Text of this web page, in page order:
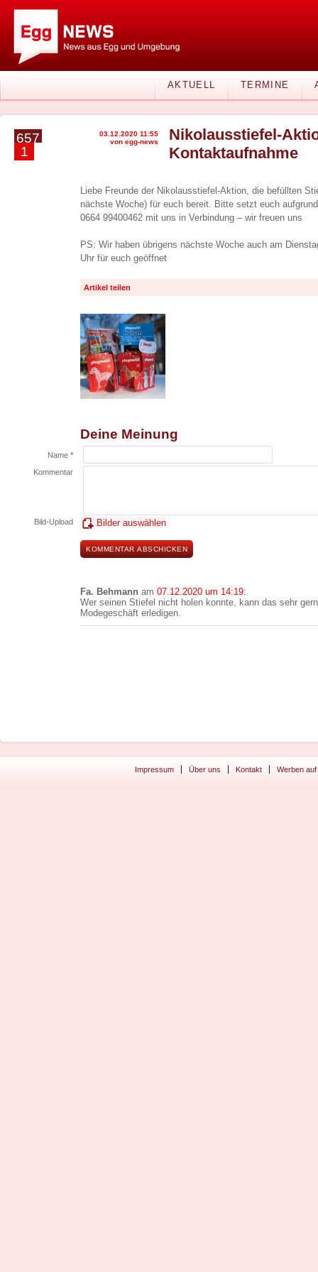
AKTUELL TERMINE
657
1
03.12.2020 11:55
von egg-news
Nikolausstiefel-
Kontaktaufnahme
Liebe Freunde der Nikolausstiefel-Aktion, die befüllten
nächste Woche) für euch bereit. Bitte setzt euch
0664 99400462 mit uns in Verbindung – wir freuen uns
PS: Wir haben übrigens nächste Woche auch am
Uhr für euch geöffnet
Artikel teilen
Deine Meinung
Name *
Kommentar
Bild-Upload Bilder auswählen
Fa. Behmann am 07.12.2020 um 14:19:
Wer seinen Stiefel nicht holen konnte, kann das sehr
Modegeschäft erledigen.
Impressum Über uns Kontakt Werben